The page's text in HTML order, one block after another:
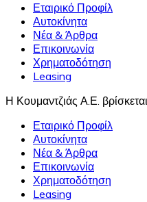
Εταιρικό Προφίλ
Αυτοκίνητα
Νέα & Άρθρα
Επικοινωνία
Χρηματοδότηση
Leasing
Η Κουμαντζιάς Α.Ε.
Εταιρικό Προφίλ
Αυτοκίνητα
Νέα & Άρθρα
Επικοινωνία
Χρηματοδότηση
Leasing